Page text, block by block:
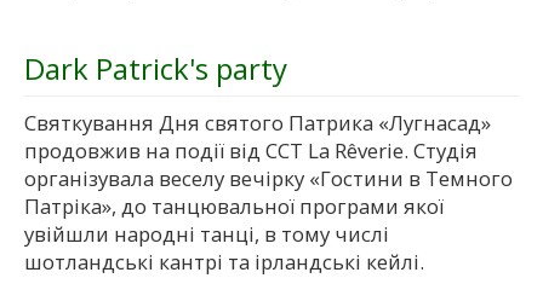
Dark Patrick's party
Святкування Дня святого Патрика «Лугнасад»
продовжив на події від ССТ La Rêverie. Студія
організувала веселу вечірку «Гостини в Темного
Патріка», до танцювальної програми якої
увійшли народні танці, в тому числі
шотландські кантрі та ірландські кейлі.